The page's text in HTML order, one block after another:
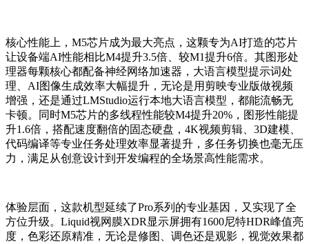
核心性能上，M5芯片成为最大亮点，这颗专为AI打造的芯片
让设备端AI性能相比M4提升3.5倍、较M1提升6倍。其图形处
理器每颗核心都配备神经网络加速器，大语言模型提示词处
理、AI图像生成效率大幅提升，无论是用剪映专业版做视频
增强，还是通过LMStudio运行本地大语言模型，都能流畅无
卡顿。同时M5芯片的多线程性能较M4提升20%，图形性能提
升1.6倍，搭配速度翻倍的固态硬盘，4K视频剪辑、3D建模、
代码编译等专业任务处理效率显著提升，多任务切换也毫无压
力，满足从创意设计到开发编程的全场景高性能需求。
体验层面，这款机型延续了Pro系列的专业基因，又实现了全
方位升级。Liquid视网膜XDR显示屏拥有1600尼特HDR峰值亮
度，色彩还原精准，无论是修图、调色还是观影，视觉效果都